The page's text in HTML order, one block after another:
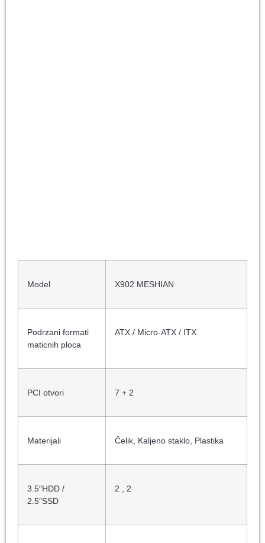
Model X902 MESHIAN
Podrzani formati
maticnih ploca
ATX / Micro-ATX / ITX
PCI otvori 7 + 2
Materijali Čelik, Kaljeno staklo, Plastika
3.5″HDD /
2.5″SSD
2 , 2